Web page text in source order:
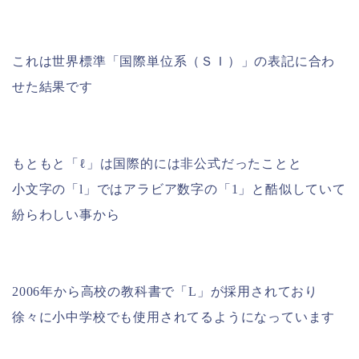
これは世界標準「国際単位系（ＳＩ）」の表記に合わ
せた結果です
もともと「ℓ」は国際的には非公式だったことと
小文字の「l」ではアラビア数字の「1」と酷似していて
紛らわしい事から
2006年から高校の教科書で「L」が採用されており
徐々に小中学校でも使用されてるようになっています